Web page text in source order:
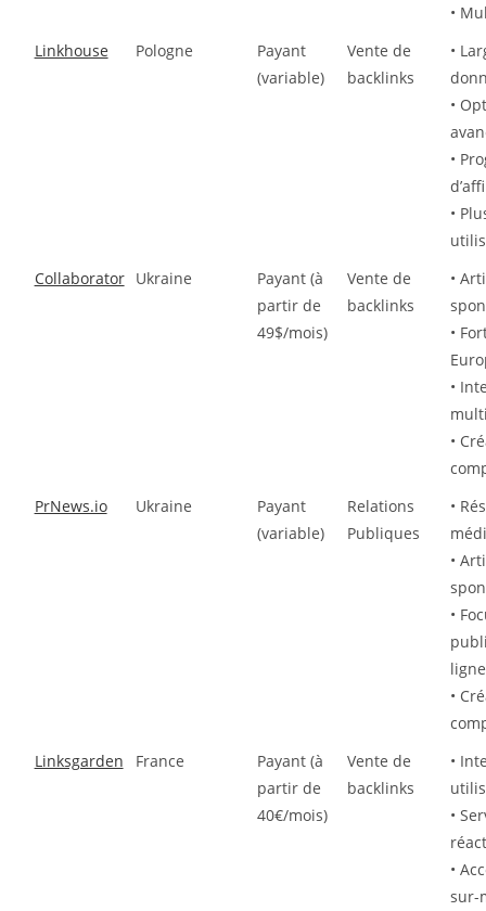
•
Linkhouse
Pologne
Payant
(variable)
Vente de
backlinks
•
•
•
•
Collaborator
Ukraine
Payant (à
partir de
49$/mois)
Vente de
backlinks
•
•
•
•
PrNews.io
Ukraine
Payant
(variable)
Relations
Publiques
•
•
•
ligne
•
Linksgarden
France
Payant (à
partir de
40€/mois)
Vente de
backlinks
•
•
•
sur-